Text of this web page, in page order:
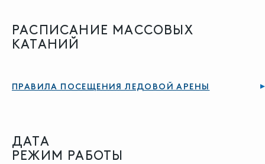
РАСПИСАНИЕ МАССОВЫХ
КАТАНИЙ
ПРАВИЛА ПОСЕЩЕНИЯ ЛЕДОВОЙ АРЕНЫ
ДАТА
РЕЖИМ РАБОТЫ